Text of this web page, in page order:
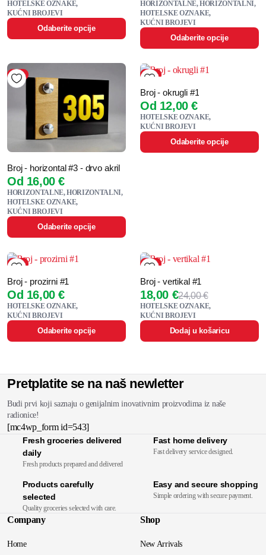
HOTELSKE OZNAKE
KUĆNI BROJEVI
Odaberite opcije
HORIZONTALNE HORIZONTALNI
HOTELSKE OZNAKE
KUĆNI BROJEVI
Odaberite opcije
45%
Broj - horizontal #3 - drvo akril
Od 16,00€
HORIZONTALNE HORIZONTALNI
HOTELSKE OZNAKE
KUĆNI BROJEVI
Odaberite opcije
52%
Broj - okrugli #1
Od 12,00€
HOTELSKE OZNAKE
KUĆNI BROJEVI
Odaberite opcije
45%
Broj - prozirni #1
Od 16,00€
HOTELSKE OZNAKE
KUĆNI BROJEVI
Odaberite opcije
25%
Broj - vertikal #1
24,00€
18,00 €
HOTELSKE OZNAKE
KUĆNI BROJEVI
Dodaj u košaricu
Pretplatite se na naš newletter
Budi prvi koji saznaju o genijalnim inovativnim proizvodima iz naše
radionice!
[mc4wp_form id=543]
Fresh groceries delivered
daily
Fresh products prepared and delivered
Fast home delivery
Fast delivery service designed.
Products carefully
selected
Quality groceries selected with care.
Easy and secure shopping
Simple ordering with secure payment.
Company
Home
Shop
New Arrivals